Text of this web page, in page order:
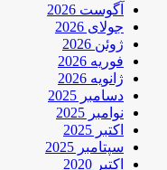
آگوست 2026
جولای 2026
ژوئن 2026
فوریه 2026
ژانویه 2026
دسامبر 2025
نوامبر 2025
اکتبر 2025
سپتامبر 2025
اکتبر 2020